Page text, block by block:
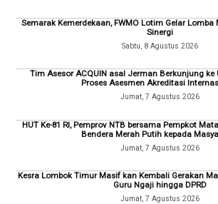
Semarak Kemerdekaan, FWMO Lotim Gelar
Sinergi
Sabtu, 8 Agustus 2026
Tim Asesor ACQUIN asal Jerman Berkunjung
Proses Asesmen Akreditasi
Jumat, 7 Agustus 2026
HUT Ke-81 RI, Pemprov NTB bersama Pempkot
Bendera Merah Putih kepada
Jumat, 7 Agustus 2026
Kesra Lombok Timur Masif kan Kembali Gerakan
Guru Ngaji hingga DPRD
Jumat, 7 Agustus 2026